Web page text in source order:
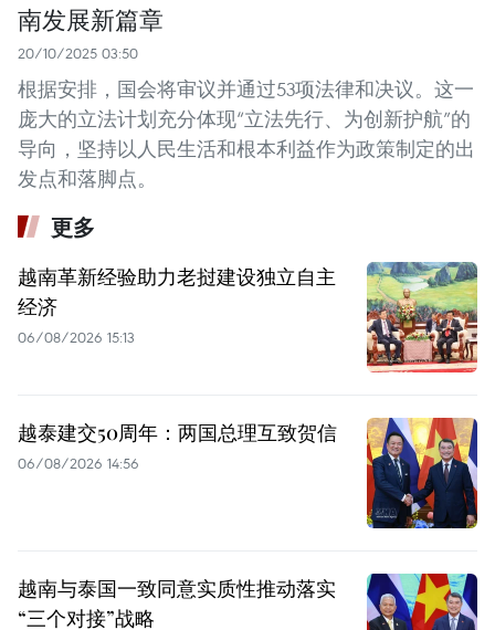
南发展新篇章
20/10/2025 03:50
根据安排，国会将审议并通过53项法律和决议。这一
庞大的立法计划充分体现“立法先行、为创新护航”的
导向，坚持以人民生活和根本利益作为政策制定的出
发点和落脚点。
更多
越南革新经验助力老挝建设独立自主
经济
06/08/2026 15:13
越泰建交50周年：两国总理互致贺信
06/08/2026 14:56
越南与泰国一致同意实质性推动落实
“三个对接”战略